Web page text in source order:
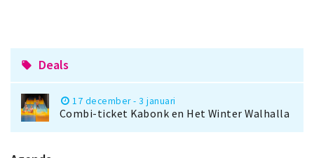
local_offer Deals
17 december - 3 januari
Combi-ticket Kabonk en Het Winter Walhalla